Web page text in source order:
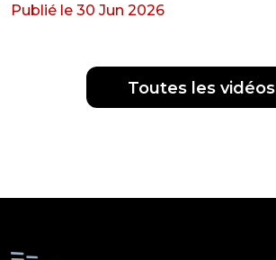
Publié le 30 Jun 2026
Toutes les vidéos